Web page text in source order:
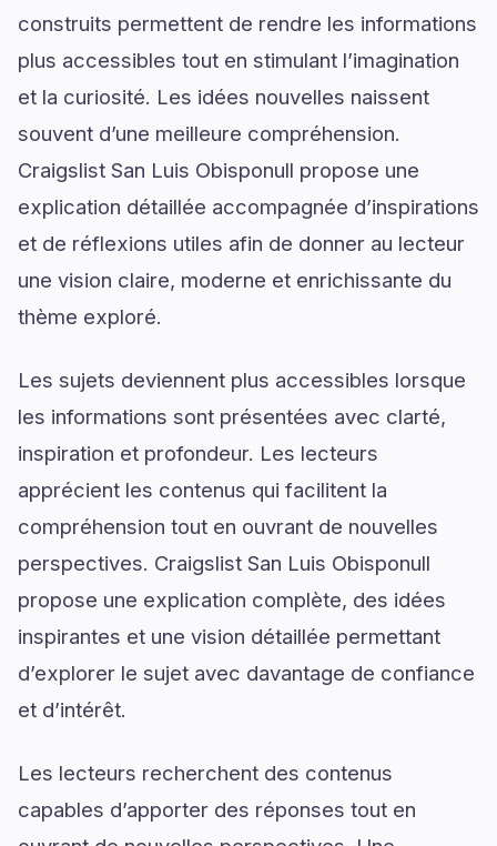
construits permettent de rendre les informations
plus accessibles tout en stimulant l’imagination
et la curiosité. Les idées nouvelles naissent
souvent d’une meilleure compréhension.
Craigslist San Luis Obisponull propose une
explication détaillée accompagnée d’inspirations
et de réflexions utiles afin de donner au lecteur
une vision claire, moderne et enrichissante du
thème exploré.
Les sujets deviennent plus accessibles lorsque
les informations sont présentées avec clarté,
inspiration et profondeur. Les lecteurs
apprécient les contenus qui facilitent la
compréhension tout en ouvrant de nouvelles
perspectives. Craigslist San Luis Obisponull
propose une explication complète, des idées
inspirantes et une vision détaillée permettant
d’explorer le sujet avec davantage de confiance
et d’intérêt.
Les lecteurs recherchent des contenus
capables d’apporter des réponses tout en